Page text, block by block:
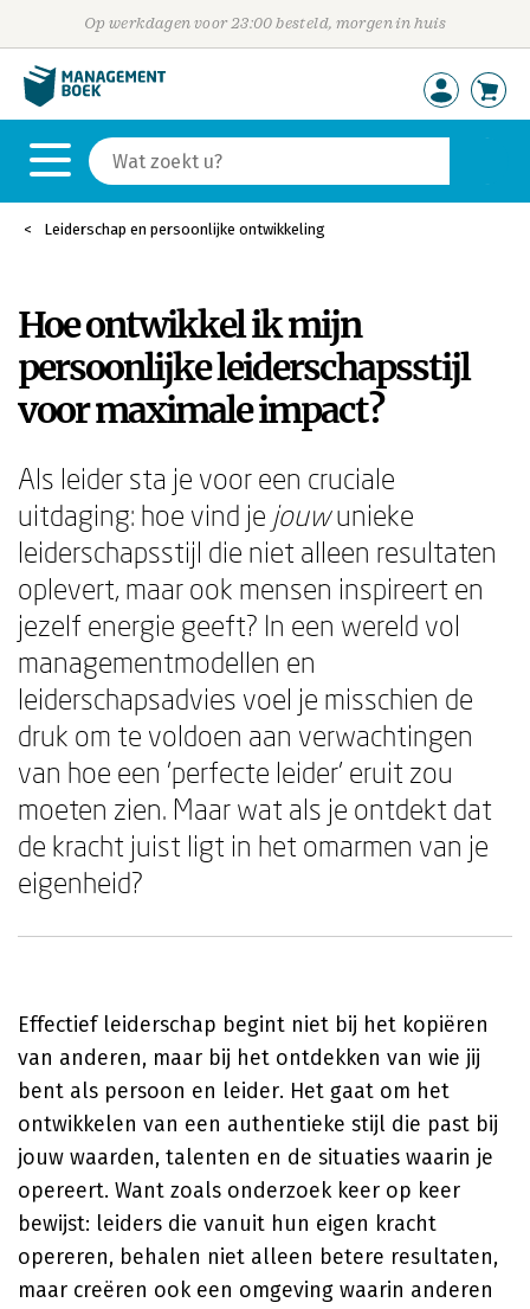
Op werkdagen voor 23:00 besteld, morgen in huis
Leiderschap en persoonlijke ontwikkeling
Hoe ontwikkel ik mijn
persoonlijke leiderschapsstijl
voor maximale impact?
Als leider sta je voor een cruciale
uitdaging: hoe vind je jouwunieke
leiderschapsstijl die niet alleen resultaten
oplevert, maar ook mensen inspireert en
jezelf energie geeft? In een wereld vol
managementmodellen en
leiderschapsadvies voel je misschien de
druk om te voldoen aan verwachtingen
van hoe een 'perfecte leider' eruit zou
moeten zien. Maar wat als je ontdekt dat
de kracht juist ligt in het omarmen van je
eigenheid?
Effectief leiderschap begint niet bij het kopiëren
van anderen, maar bij het ontdekken van wie jij
bent als persoon en leider. Het gaat om het
ontwikkelen van een authentieke stijl die past bij
jouw waarden, talenten en de situaties waarin je
opereert. Want zoals onderzoek keer op keer
bewijst: leiders die vanuit hun eigen kracht
opereren, behalen niet alleen betere resultaten,
maar creëren ook een omgeving waarin anderen